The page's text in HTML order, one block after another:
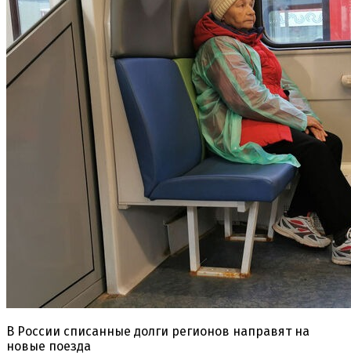
В России списанные долги регионов направят на
новые поезда